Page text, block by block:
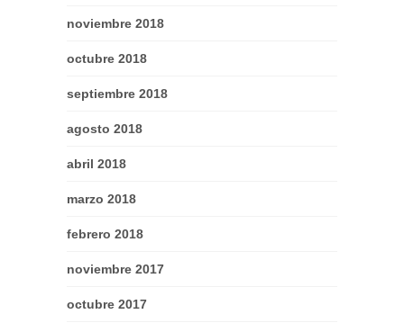
noviembre 2018
octubre 2018
septiembre 2018
agosto 2018
abril 2018
marzo 2018
febrero 2018
noviembre 2017
octubre 2017